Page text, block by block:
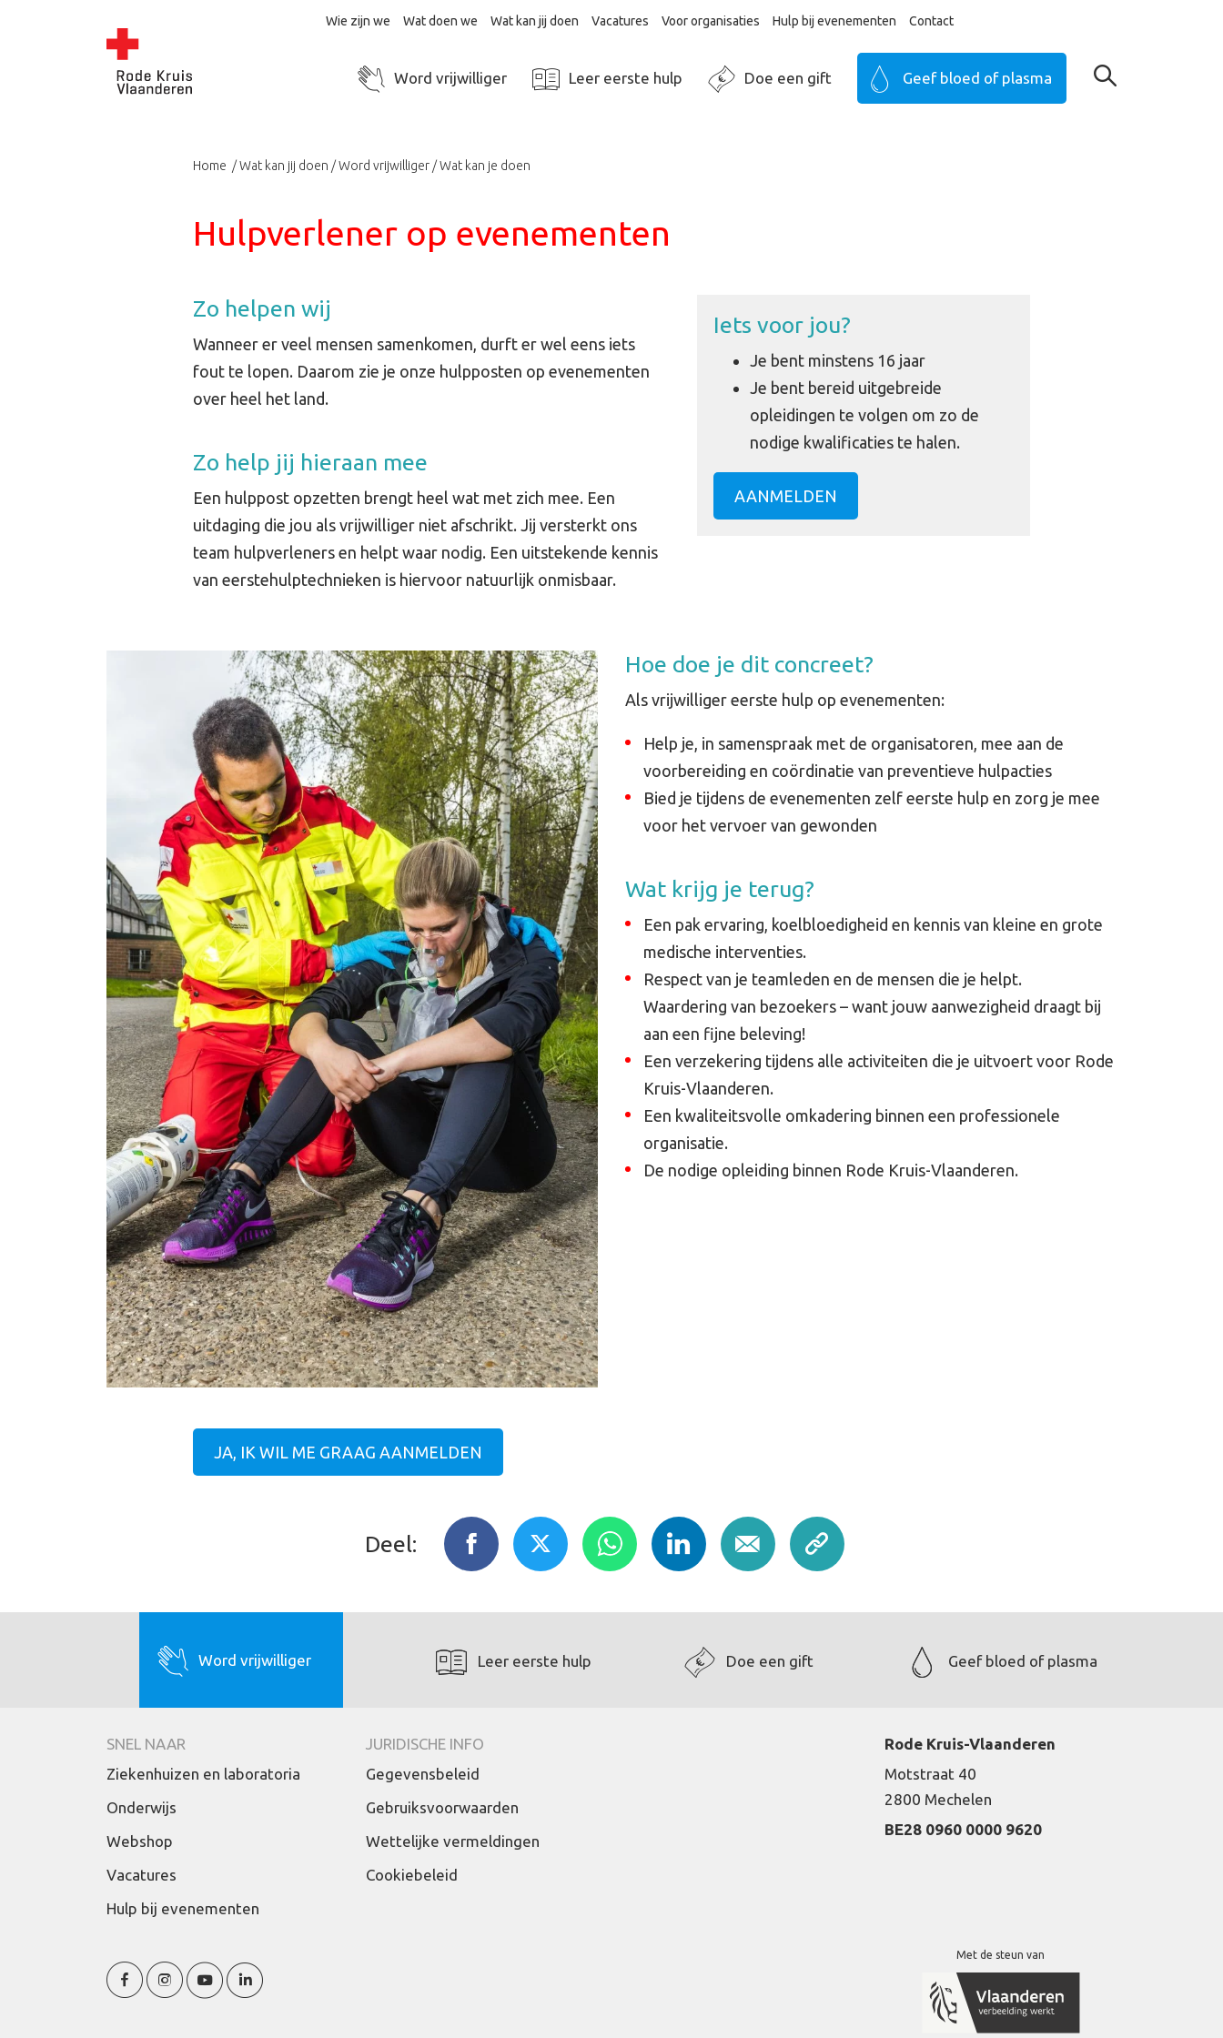
Wie zijn we Wat doen we Wat kan jij doen Vacatures Voor organisaties Hulp bij evenementen Contact
Word vrijwilliger Leer eerste hulp Doe een gift Geef bloed of plasma
Home Wat kan jij doen Word vrijwilliger Wat kan je doen
Hulpverlener op evenementen
Zo helpen wij
Wanneer er veel mensen samenkomen, durft er wel eens iets
fout te lopen. Daarom zie je onze hulpposten op evenementen
over heel het land.
Zo help jij hieraan mee
Een hulppost opzetten brengt heel wat met zich mee. Een
uitdaging die jou als vrijwilliger niet afschrikt. Jij versterkt ons
team hulpverleners en helpt waar nodig. Een uitstekende kennis
van eerstehulptechnieken is hiervoor natuurlijk onmisbaar.
Iets voor jou?
Je bent minstens 16 jaar
Je bent bereid uitgebreide
opleidingen te volgen om zo de
nodige kwalificaties te halen.
AANMELDEN
Hoe doe je dit concreet?
Als vrijwilliger eerste hulp op evenementen:
Help je, in samenspraak met de organisatoren, mee aan de
voorbereiding en coördinatie van preventieve hulpacties
Bied je tijdens de evenementen zelf eerste hulp en zorg je mee
voor het vervoer van gewonden
Wat krijg je terug?
Een pak ervaring, koelbloedigheid en kennis van kleine en grote
medische interventies.
Respect van je teamleden en de mensen die je helpt.
Waardering van bezoekers – want jouw aanwezigheid draagt bij
aan een fijne beleving!
Een verzekering tijdens alle activiteiten die je uitvoert voor Rode
Kruis-Vlaanderen.
Een kwaliteitsvolle omkadering binnen een professionele
organisatie.
De nodige opleiding binnen Rode Kruis-Vlaanderen.
JA, IK WIL ME GRAAG AANMELDEN
Deel:
Word vrijwilliger Leer eerste hulp Doe een gift Geef bloed of plasma
SNEL NAAR
Ziekenhuizen en laboratoria
Onderwijs
Webshop
Vacatures
Hulp bij evenementen
JURIDISCHE INFO
Gegevensbeleid
Gebruiksvoorwaarden
Wettelijke vermeldingen
Cookiebeleid
Rode Kruis-Vlaanderen
Motstraat 40
2800 Mechelen
BE28 0960 0000 9620
Met de steun van